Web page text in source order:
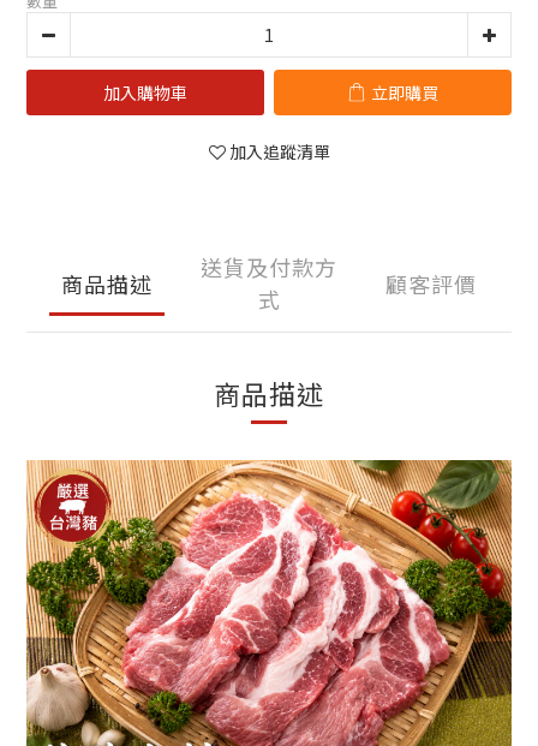
加入購物車 立即購買
加入追蹤清單
商品描述
送貨及付款方
式
顧客評價
商品描述